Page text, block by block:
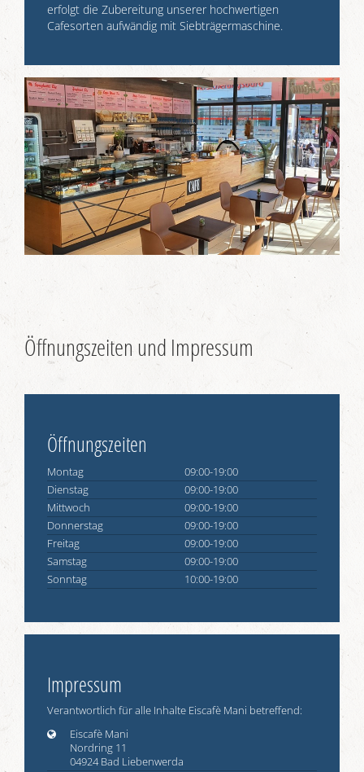
erfolgt die Zubereitung unserer hochwertigen
Cafesorten aufwändig mit Siebträgermaschine.
Öffnungszeiten und Impressum
Öffnungszeiten
Montag
09:00-19:00
Dienstag
09:00-19:00
Mittwoch
09:00-19:00
Donnerstag
09:00-19:00
Freitag
09:00-19:00
Samstag
09:00-19:00
Sonntag
10:00-19:00
Impressum
Verantwortlich für alle Inhalte Eiscafè Mani betreffend:
Eiscafè Mani
Nordring 11
04924 Bad Liebenwerda